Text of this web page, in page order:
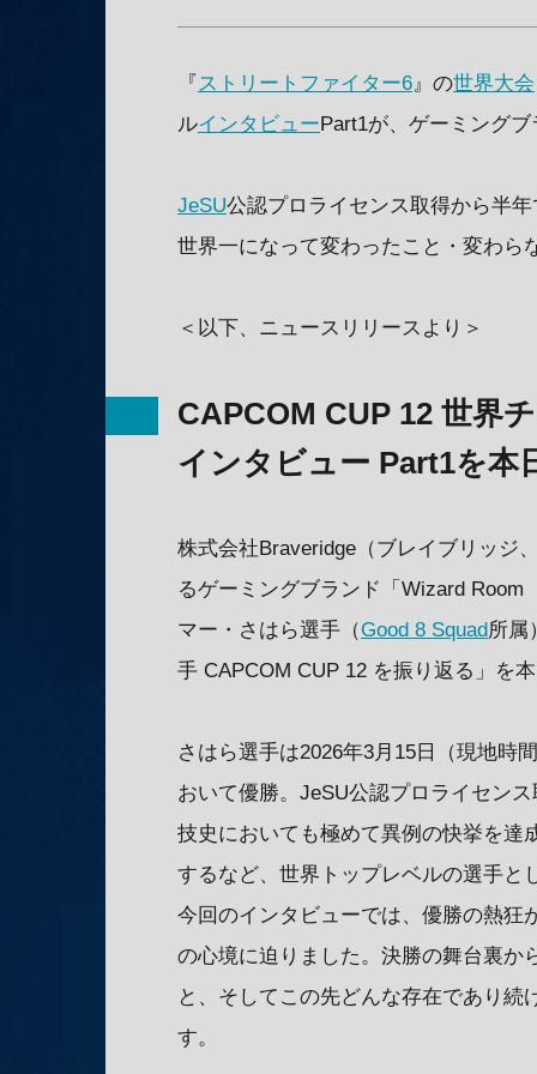
『ストリートファイター6』の世界大会
ルインタビューPart1が、ゲーミング
JeSU公認プロライセンス取得から半
世界一になって変わったこと・変わら
＜以下、ニュースリリースより＞
CAPCOM CUP 12 世界
インタビュー Part1を本
株式会社Braveridge（ブレイブリッジ
るゲーミングブランド「Wizard
マー・さはら選手（Good 8 Squad所属
手 CAPCOM CUP 12 を振り返る」を
さはら選手は2026年3月15日（現地時
おいて優勝。JeSU公認プロライセン
技史においても極めて異例の快挙を達
するなど、世界トップレベルの選手と
今回のインタビューでは、優勝の熱狂
の心境に迫りました。決勝の舞台裏か
と、そしてこの先どんな存在であり
す。